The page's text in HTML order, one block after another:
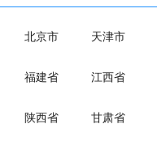
北京市 天津市
福建省 江西省
陕西省 甘肃省